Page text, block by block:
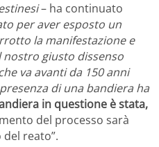
– ha continuato
per aver esposto un
la manifestazione e
giusto dissenso
va avanti da 150 anni
di una bandiera ha
in questione è stata,
del processo sarà
reato”.